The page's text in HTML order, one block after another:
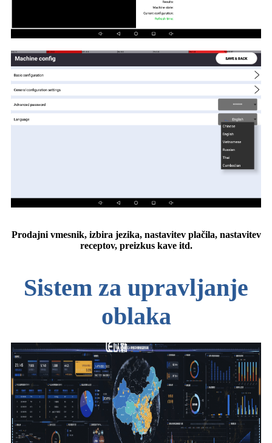
Prodajni vmesnik, izbira jezika, nastavitev plačila, nastavitev
receptov, preizkus kave itd.
Sistem za upravljanje
oblaka